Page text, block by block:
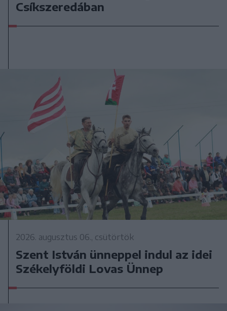
Csíkszeredában
2026. augusztus 06., csütörtök
Szent István ünneppel indul az idei
Székelyföldi Lovas Ünnep